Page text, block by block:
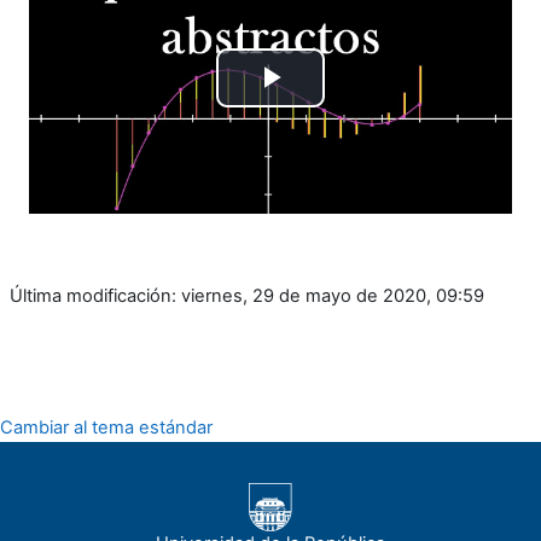
Reproducir
Vídeo
Última modificación: viernes, 29 de mayo de 2020, 09:59
Cambiar al tema estándar